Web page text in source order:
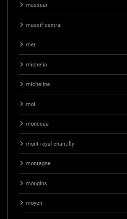
masseur
massif central
mer
michelin
micheline
moi
monceau
mont royal chantilly
montagne
mougins
moyen